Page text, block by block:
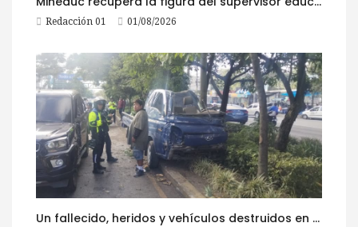
Redacción 01 01/08/2026
Un fallecido, heridos y vehículos destruidos en accidentes registrados este 1 de agosto